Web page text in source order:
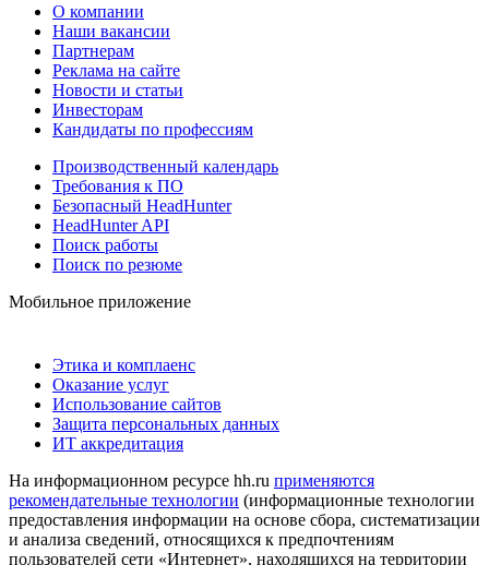
О компании
Наши вакансии
Партнерам
Реклама на сайте
Новости и статьи
Инвесторам
Кандидаты по профессиям
Производственный календарь
Требования к ПО
Безопасный HeadHunter
HeadHunter API
Поиск работы
Поиск по резюме
Мобильное приложение
Этика и комплаенс
Оказание услуг
Использование сайтов
Защита персональных данных
ИТ аккредитация
На информационном ресурсе hh.ru применяются
рекомендательные технологии (информационные технологии
предоставления информации на основе сбора, систематизации
и анализа сведений, относящихся к предпочтениям
пользователей сети «Интернет», находящихся на территории